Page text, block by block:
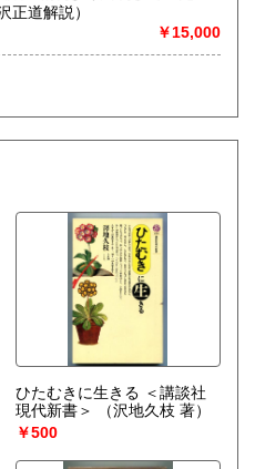
沢正道解説）
￥15,000
ひたむきに生きる ＜講談社
現代新書＞
（沢地久枝 著）
￥500